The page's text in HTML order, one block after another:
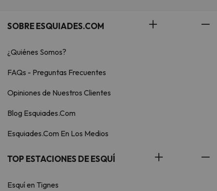
SOBRE ESQUIADES.COM
¿Quiénes Somos?
FAQs - Preguntas Frecuentes
Opiniones de Nuestros Clientes
Blog Esquiades.Com
Esquiades.Com En Los Medios
TOP ESTACIONES DE ESQUÍ
Esquí en Tignes